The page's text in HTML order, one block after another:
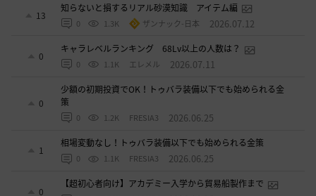
13
知らないと損するリアル砂漠知識 アイテム編
0 1.3K ザンナック-日本 2026.07.12
0
キャラレベルランキング 68Lv以上の人数は？
0 1.1K エレメル 2026.07.11
0
少額の初期投資でOK！トゥバラ装備以下でも始められる金
策
0 1.2K FRESIA3 2026.06.25
1
相場変動なし！トゥバラ装備以下でも始められる金策
0 1.1K FRESIA3 2026.06.25
0
【超初心者向け】アカデミー入学から貿易船製作まで